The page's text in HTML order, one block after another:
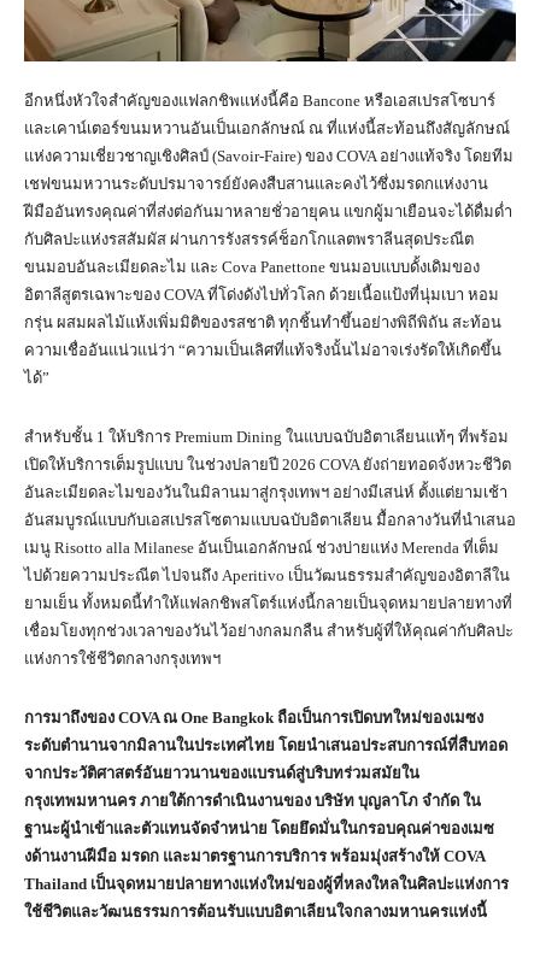
อีกหนึ่งหัวใจสำคัญของแฟลกชิพแห่งนี้คือ Bancone หรือเอสเปรสโซบาร์
และเคาน์เตอร์ขนมหวานอันเป็นเอกลักษณ์ ณ ที่แห่งนี้สะท้อนถึงสัญลักษณ์
แห่งความเชี่ยวชาญเชิงศิลป์ (Savoir-Faire) ของ COVA อย่างแท้จริง โดยทีม
เชฟขนมหวานระดับปรมาจารย์ยังคงสืบสานและคงไว้ซึ่งมรดกแห่งงาน
ฝีมืออันทรงคุณค่าที่ส่งต่อกันมาหลายชั่วอายุคน แขกผู้มาเยือนจะได้ดื่มด่ำ
กับศิลปะแห่งรสสัมผัส ผ่านการรังสรรค์ช็อกโกแลตพราลีนสุดประณีต
ขนมอบอันละเมียดละไม และ Cova Panettone ขนมอบแบบดั้งเดิมของ
อิตาลีสูตรเฉพาะของ COVA ที่โด่งดังไปทั่วโลก ด้วยเนื้อแป้งที่นุ่มเบา หอม
กรุ่น ผสมผลไม้แห้งเพิ่มมิติของรสชาติ ทุกชิ้นทำขึ้นอย่างพิถีพิถัน สะท้อน
ความเชื่ออันแน่วแน่ว่า “ความเป็นเลิศที่แท้จริงนั้นไม่อาจเร่งรัดให้เกิดขึ้น
ได้”
สำหรับชั้น 1 ให้บริการ Premium Dining ในแบบฉบับอิตาเลียนแท้ๆ ที่พร้อม
เปิดให้บริการเต็มรูปแบบ ในช่วงปลายปี 2026 COVA ยังถ่ายทอดจังหวะชีวิต
อันละเมียดละไมของวันในมิลานมาสู่กรุงเทพฯ อย่างมีเสน่ห์ ตั้งแต่ยามเช้า
อันสมบูรณ์แบบกับเอสเปรสโซตามแบบฉบับอิตาเลียน มื้อกลางวันที่นำเสนอ
เมนู Risotto alla Milanese อันเป็นเอกลักษณ์ ช่วงบ่ายแห่ง Merenda ที่เต็ม
ไปด้วยความประณีต ไปจนถึง Aperitivo เป็นวัฒนธรรมสำคัญของอิตาลีใน
ยามเย็น ทั้งหมดนี้ทำให้แฟลกชิพสโตร์แห่งนี้กลายเป็นจุดหมายปลายทางที่
เชื่อมโยงทุกช่วงเวลาของวันไว้อย่างกลมกลืน สำหรับผู้ที่ให้คุณค่ากับศิลปะ
แห่งการใช้ชีวิตกลางกรุงเทพฯ
การมาถึงของ COVA ณ One Bangkok ถือเป็นการเปิดบทใหม่ของเมซง
ระดับตำนานจากมิลานในประเทศไทย โดยนำเสนอประสบการณ์ที่สืบทอด
จากประวัติศาสตร์อันยาวนานของแบรนด์สู่บริบทร่วมสมัยใน
กรุงเทพมหานคร ภายใต้การดำเนินงานของ บริษัท บุญลาโภ จำกัด ใน
ฐานะผู้นำเข้าและตัวแทนจัดจำหน่าย โดยยึดมั่นในกรอบคุณค่าของเมซ
งด้านงานฝีมือ มรดก และมาตรฐานการบริการ พร้อมมุ่งสร้างให้ COVA
Thailand เป็นจุดหมายปลายทางแห่งใหม่ของผู้ที่หลงใหลในศิลปะแห่งการ
ใช้ชีวิตและวัฒนธรรมการต้อนรับแบบอิตาเลียนใจกลางมหานครแห่งนี้